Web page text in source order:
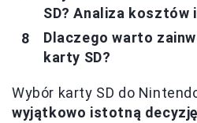
SD? Analiza kosztów
Dlaczego warto
karty SD?
Wybór karty SD do
wyjątkowo istotną decyzję